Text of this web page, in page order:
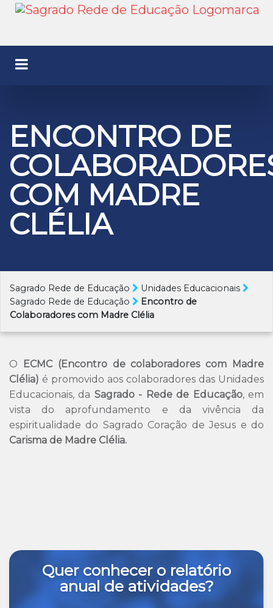
ENCONTRO DE
COM MADRE
CLÉLIA
Sagrado Rede de Educação
Unidades Educacionais
Sagrado Rede de Educação
Encontro de
Colaboradores com Madre Clélia
O
ECMC (Encontro de colaboradores com Madre
Clélia) é promovido aos colaboradores das Unidades
Educacionais, da Sagrado - Rede de Educação, em
vista do aprofundamento e da vivência da
espiritualidade do Sagrado Coração de Jesus e do
Carisma de Madre Clélia.
Quer conhecer o relatório
anual de atividades?